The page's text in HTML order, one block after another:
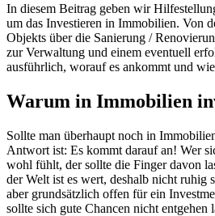
In diesem Beitrag geben wir
um das Investieren in Immobilien. Von
Objekts über die Sanierung /
zur Verwaltung und einem eventuell
ausführlich, worauf es ankommt und
Warum in Immobilien
Sollte man überhaupt noch in
Antwort ist: Es kommt darauf an! Wer
wohl fühlt, der sollte die Finger davon
der Welt ist es wert, deshalb nicht ruhig
aber grundsätzlich offen für ein
sollte sich gute Chancen nicht entgehen